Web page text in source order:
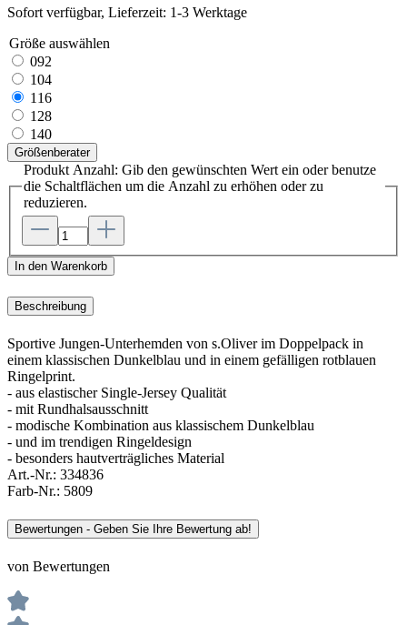
Sofort verfügbar, Lieferzeit: 1-3 Werktage
Größe auswählen
092
104
116
128
140
Größenberater
Produkt Anzahl: Gib den gewünschten Wert ein oder benutze
die Schaltflächen um die Anzahl zu erhöhen oder zu
reduzieren.
In den Warenkorb
Beschreibung
Sportive Jungen-Unterhemden von s.Oliver im Doppelpack in
einem klassischen Dunkelblau und in einem gefälligen rotblauen
Ringelprint.
- aus elastischer Single-Jersey Qualität
- mit Rundhalsausschnitt
- modische Kombination aus klassischem Dunkelblau
- und im trendigen Ringeldesign
- besonders hautverträgliches Material
Art.-Nr.: 334836
Farb-Nr.: 5809
Bewertungen - Geben Sie Ihre Bewertung ab!
von Bewertungen